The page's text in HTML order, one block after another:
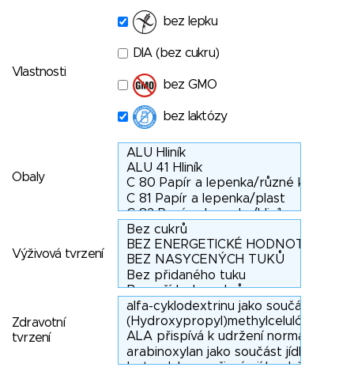
Vlastnosti
bez lepku
DIA (bez cukru)
bez GMO
bez laktózy
Obaly
Výživová tvrzení
Zdravotní
tvrzení